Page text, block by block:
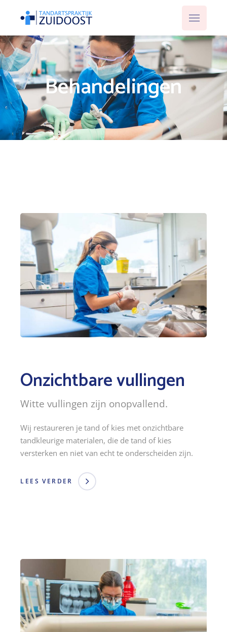
Behandelingen
Onzichtbare vullingen
Witte vullingen zijn onopvallend.
Wij restaureren je tand of kies met onzichtbare
tandkleurige materialen, die de tand of kies
versterken en niet van echt te onderscheiden zijn.
LEES VERDER